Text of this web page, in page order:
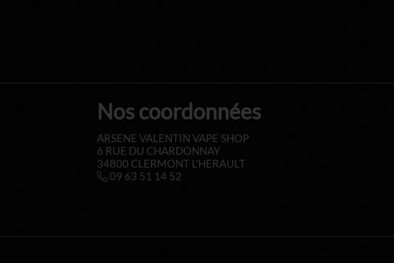
Nos coordonnées
ARSENE VALENTIN VAPE SHOP
6 RUE DU CHARDONNAY
34800 CLERMONT L'HERAULT
09 63 51 14 52